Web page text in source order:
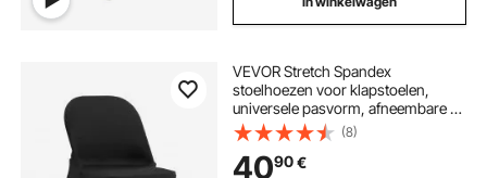
VEVOR Stretch Spandex
stoelhoezen voor klapstoelen,
universele pasvorm, afneembare en
wasbare hoezen, voor bruiloften,
feesten, vieringen en dineren (30
stuks, zwart)
(8)
4090€